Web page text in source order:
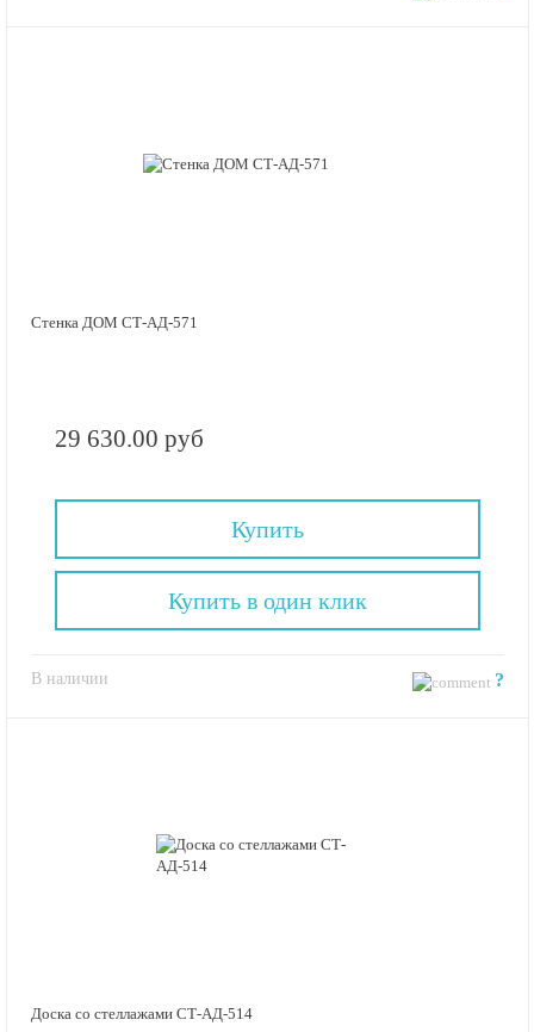
Стенка ДОМ СТ-АД-571
29 630.00 руб
Купить
В наличии ?
Купить в один клик
Доска со стеллажами СТ-АД-514